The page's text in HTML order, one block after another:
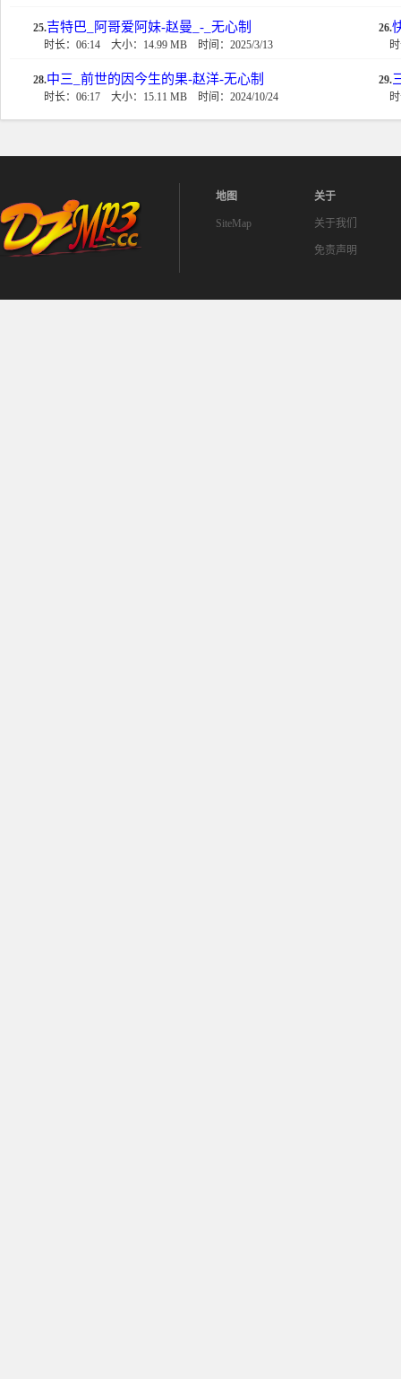
25.吉特巴_阿哥爱阿妹-赵曼_-_无心制
时长：06:14 大小：14.99 MB 时间：2025/3/13
26.
28.中三_前世的因今生的果-赵洋-无心制
时长：06:17 大小：15.11 MB 时间：2024/10/24
29.
地图
SiteMap
关于
关于我们
免责声明